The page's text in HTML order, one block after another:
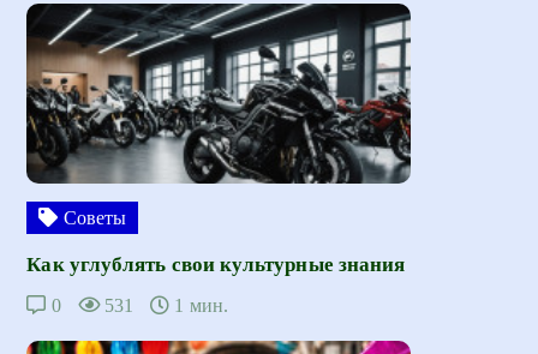
Советы
Как углублять свои культурные знания
0 531 1 мин.